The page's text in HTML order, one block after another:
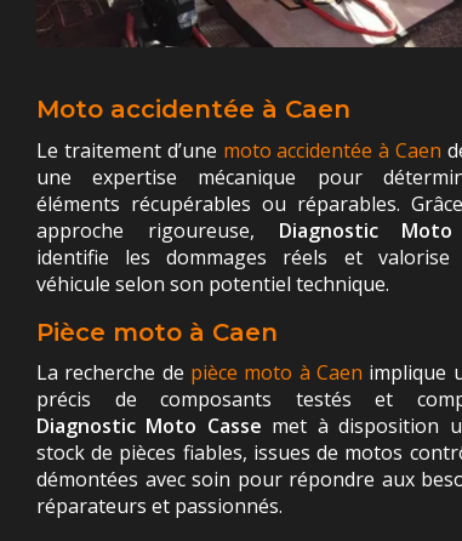
Moto accidentée à Caen
Le traitement d’une moto accidentée à Caen
une expertise mécanique pour
éléments récupérables ou réparables.
approche rigoureuse, Diagnostic Moto
identifie les dommages réels et valorise
véhicule selon son potentiel technique.
Pièce moto à Caen
La recherche de pièce moto à Caen implique
précis de composants testés et
Diagnostic Moto Casse met à disposition
stock de pièces fiables, issues de motos
démontées avec soin pour répondre aux
réparateurs et passionnés.